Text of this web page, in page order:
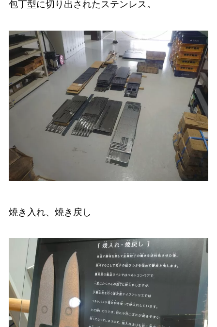
包丁型に切り出されたステンレス。
焼き入れ、焼き戻し